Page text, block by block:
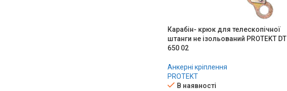
Карабін- крюк для телескопічної
штанги не ізольований PROTEKT DT
650 02
Анкерні кріплення
PROTEKT
В наявності